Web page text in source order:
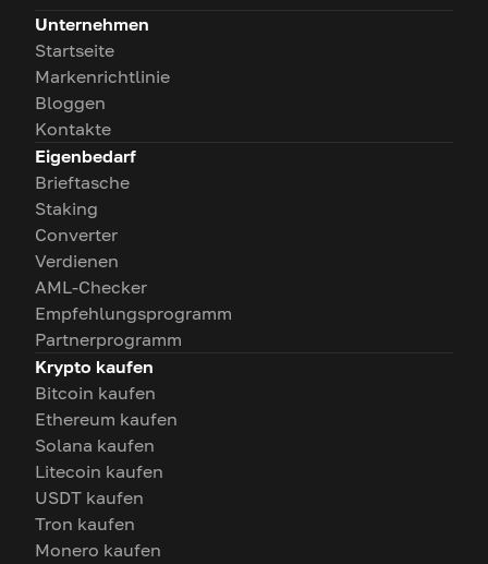
Unternehmen
Startseite
Markenrichtlinie
Bloggen
Kontakte
Eigenbedarf
Brieftasche
Staking
Converter
Verdienen
AML-Checker
Empfehlungsprogramm
Partnerprogramm
Krypto kaufen
Bitcoin kaufen
Ethereum kaufen
Solana kaufen
Litecoin kaufen
USDT kaufen
Tron kaufen
Monero kaufen